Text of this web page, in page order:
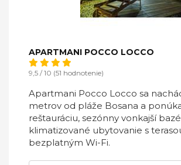
APARTMANI POCCO LOCCO
9,5 / 10 (51 hodnotenie)
Apartmani Pocco Locco sa
metrov od pláže Bosana a
reštauráciu, sezónny vonkajší
klimatizované ubytovanie s
bezplatným Wi-Fi.